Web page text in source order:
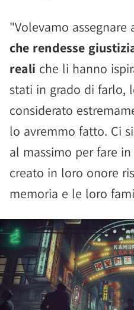
"Volevamo assegnare
che rendesse
reali che li hanno
stati in grado di farlo,
considerato
lo avremmo fatto. Ci
al massimo per fare
creato in loro onore
memoria e le loro